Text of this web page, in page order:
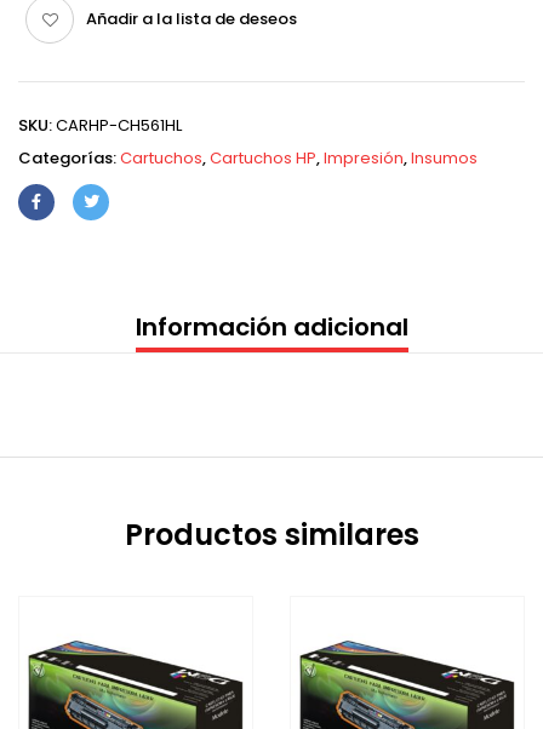
Añadir a la lista de deseos
SKU:CARHP-CH561HL
Categorías:Cartuchos,Cartuchos HP,Impresión,Insumos
Información adicional
Productos similares